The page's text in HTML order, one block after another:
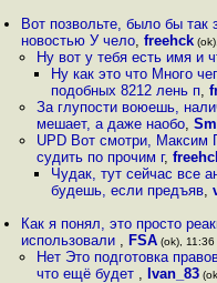
Вот позвольте, было бы
новостью У чело,freehck
Ну вот у тебя есть имя и
Ну как это что Много
подобных 8212 лень п,
За глупости воюешь,
мешает, а даже наобо,
UPD Вот смотри, Максим
судить по прочим г,
Чудак, тут сейчас все
будешь, если предъяв,
Как я понял, это просто
использовали , FSA (ok),
Нет Это подготовка
что ещё будет , Ivan_83